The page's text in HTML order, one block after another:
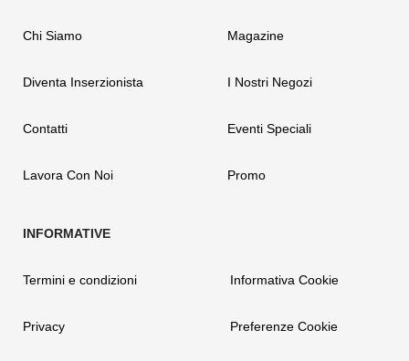
Chi Siamo
Diventa Inserzionista
Contatti
Lavora Con Noi
Magazine
I Nostri Negozi
Eventi Speciali
Promo
Termini e condizioni
Privacy
Informativa Cookie
Preferenze Cookie